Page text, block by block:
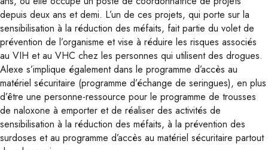
depuis deux ans et demi. L’un de ces projets, qui porte sur la
sensibilisation à la réduction des méfaits, fait partie du volet de
prévention de l’organisme et vise à réduire les risques associés
au VIH et au VHC chez les personnes qui utilisent des drogues.
Alexe s’implique également dans le programme d’accès au
matériel sécuritaire (programme d’échange de seringues), en plus
d’être une personne-ressource pour le programme de trousses
de naloxone à emporter et de réaliser des activités de
sensibilisation à la réduction des méfaits, à la prévention des
surdoses et au programme d’accès au matériel sécuritaire partout